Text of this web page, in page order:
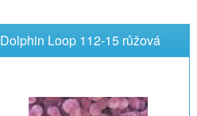
Dolphin Loop 112-15 růžová